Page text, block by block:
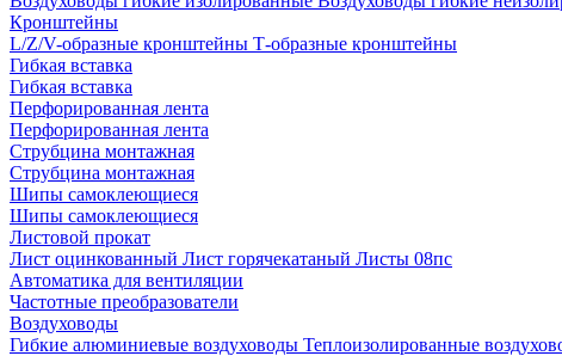
Кронштейны
L/Z/V-образные кронштейны Т-образные кронштейны
Гибкая вставка
Гибкая вставка
Перфорированная лента
Перфорированная лента
Струбцина монтажная
Струбцина монтажная
Шипы самоклеющиеся
Шипы самоклеющиеся
Листовой прокат
Лист оцинкованный Лист горячекатаный Листы 08пс
Автоматика для вентиляции
Частотные преобразователи
Воздуховоды
Гибкие алюминиевые воздуховоды Теплоизолированные